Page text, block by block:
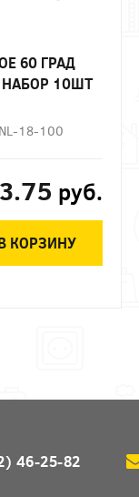
60 ГРАД
НАБОР 10ШТ
18-100
руб.
КОРЗИНУ
46-25-82